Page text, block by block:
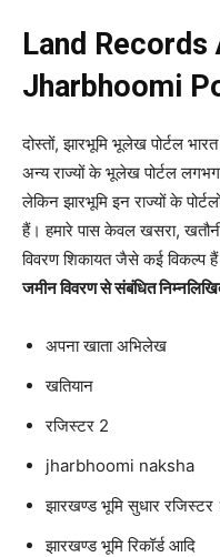
Land Records
Jharbhoomi
दोस्तों, झारभूमि भूलेख पोर्टल
अन्य राज्यों के भूलेख पोर्टल
लेकिन झारभूमि इन राज्यों के
हैं। हमारे पास केवल खसरा,
विवरण शिकायत जैसे कई विकल्प
जमीन विवरण से संबंधित
अपना खाता अभिलेख
खतियान
रजिस्टर 2
jharbhoomi naksha
झारखण्ड भूमि सुधार रजिस्टर
झारखण्ड भूमि रिकॉर्ड आदि